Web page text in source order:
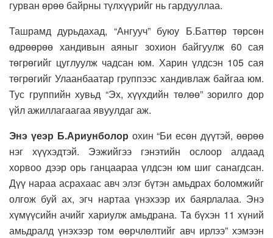
гурван өрөө байрны түлхүүрийг нь гардууллаа.
Ташрамд дурьдахад, “Ангууч” буюу Б.Баттөр төрсөн
өдрөөрөө хандивын аяныг зохион байгуулж 60 сая
төгрөгийг цуглуулж чадсан юм. Харин үлдсэн 105 сая
төгрөгийг Улаанбаатар группээс хандивлаж байгаа юм.
Тус группийн хувьд “Эх, хүүхдийн төлөө” зорилго дор
үйл ажиллагаагаа явуулдаг аж.
Энэ үеэр Б.Ариунболор охин “Би есөн дүүтэй, өөрөө
нэг хүүхэдтэй. Ээжийгээ гэнэтийн ослоор алдаад
хорвоо дээр орь ганцаараа үлдсэн юм шиг санагдсан.
Дүү нараа асрахаас авч элэг бүтэн амьдрах боломжийг
олгож буй ах, эгч нартаа үнэхээр их баярлалаа. Энэ
хүмүүсийн ачийг хариулж амьдрана. Та бүхэн 11 хүний
амьдралд үнэхээр том өөрчлөлтийг авч ирлээ” хэмээн